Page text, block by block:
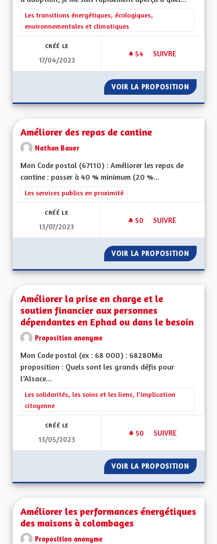
Filtrer les résultats de la catégorie : Les transitions
Les transitions énergétiques, écologiques,
environnementales et climatiques
CRÉÉ LE
17/04/2023
54 54 ABONNÉS
SUIVRE
VOIR LA PROPOSITION
Améliorer des repas de cantine
Nathan Bauer
Mon Code postal (67110) : Améliorer les repas de
cantine : passer à 40 % minimum (20 %...
Filtrer les résultats de la catégorie : Les services publics en
Les services publics en proximité
CRÉÉ LE
13/07/2023
50 50 ABONNÉS
SUIVRE
VOIR LA PROPOSITION
Améliorer la prise en charge et le
soutien financier aux personnes
dépendantes en Ephad ou dans le besoin
Proposition anonyme
Mon Code postal (ex : 68 000) : 68280Ma
proposition : Quels sont les grands défis pour
l’Alsace...
Filtrer les résultats de la catégorie : Les solidarités, les soins
Les solidarités, les soins et les liens, l'implication
citoyenne
CRÉÉ LE
13/05/2023
50 50 ABONNÉS
SUIVRE
VOIR LA PROPOSITION
Améliorer les performances énergétiques
des maisons à colombages
Proposition anonyme